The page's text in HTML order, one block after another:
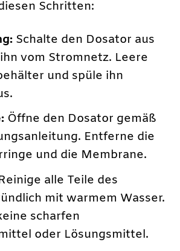
Schritten:
Schalte den Dosator aus
vom Stromnetz. Leere
und spüle ihn
Öffne den Dosator gemäß
Entferne die
und die Membrane.
alle Teile des
mit warmem Wasser.
scharfen
oder Lösungsmittel.